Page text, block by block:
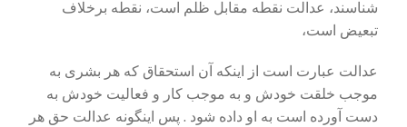
شناسند، عدالت نقطه مقابل ظلم است، نقطه برخلاف
تبعیض است،
عدالت عبارت است از اینکه آن استحقاق که هر بشری به
موجب خلقت خودش و به موجب کار و فعالیت خودش به
دست آورده است به او داده شود . پس اینگونه عدالت حق هر